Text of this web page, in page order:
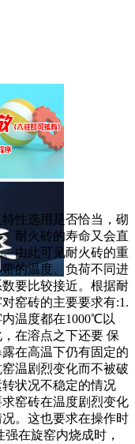
性选用是否恰当，砌
耐火砖的寿命又会直
由此可见耐火砖的重
的温度、负荷不同进
要比较接近。根据耐
窑砖的主要要求有:1.
温度都在1000℃以
在溶点之下还要 保
在高温下仍有固定的
温剧烈变化而不被破
状况不稳定的情况
窑砖在温度剧烈变化
。这也要求在操作时
在旋窑内烧成时，